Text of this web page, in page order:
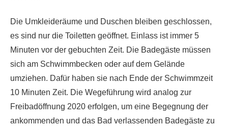
Die Umkleideräume und Duschen bleiben geschlossen,
es sind nur die Toiletten geöffnet. Einlass ist immer 5
Minuten vor der gebuchten Zeit. Die Badegäste müssen
sich am Schwimmbecken oder auf dem Gelände
umziehen. Dafür haben sie nach Ende der Schwimmzeit
10 Minuten Zeit. Die Wegeführung wird analog zur
Freibadöffnung 2020 erfolgen, um eine Begegnung der
ankommenden und das Bad verlassenden Badegäste zu